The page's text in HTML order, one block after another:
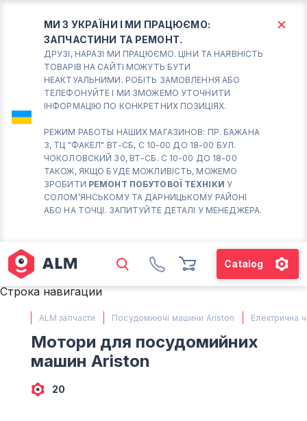
МИ З УКРАЇНИ І МИ ПРАЦЮЄМО:
ЗАПЧАСТИНИ ТА РЕМОНТ.
ДРУЗІ, НАРАЗІ МИ ПРАЦЮЄМО. ЦІНИ ТА НАЯВНІСТЬ
ТОВАРІВ НА САЙТІ МОЖУТЬ БУТИ
НЕАКТУАЛЬНИМИ. РОБІТЬ ЗАМОВЛЕННЯ АБО
ТЕЛЕФОНУЙТЕ І МИ ЗМОЖЕМО УТОЧНИТИ
ІНФОРМАЦІЮ ПО КОНКРЕТНИХ ПОЗИЦІЯХ.
РЕЖИМ РАБОТЫ НАШИХ МАГАЗИНОВ: ПР. БАЖАНА
3, ТЦ "ФАКЕЛ" ВТ-СБ, С 10-00 ДО 18-00 БУЛ.
ЧОКОЛОВСКИЙ 30, ВТ-СБ. С 10-00 ДО 18-00
ТАКОЖ, ЯКЩО БУДЕ МОЖЛИВІСТЬ, МОЖЕМО
ЗРОБИТИ РЕМОНТ ПОБУТОВОЇ ТЕХНІКИ У
СОЛОМ’ЯНСЬКОМУ ТА ДАРНИЦЬКОМУ РАЙОНІ
АБО НА ТОЧЦІ. ЗАПИТУЙТЕ ДЕТАЛІ У МЕНЕДЖЕРА.
Catalog
КИЇВ БОРИСПІЛЬ
Вт.- Сб.
10:00 - 18:00
Солом'янський район
працює ВТ-СБ с10-00 до
18-00
(098) 672 76 42
М. ХАРКІВСЬКА – ПРАЦЮЄ
ВТ-СБ С10-00 ДО 18-00
(067) 385 27 70
(063) 527 27 00
(044) 332 76 42
КАРТА
Строка навигации
ALM запчасти Посудомиючі машини Ariston Електрична
Мотори для посудомийних
машин Ariston
20